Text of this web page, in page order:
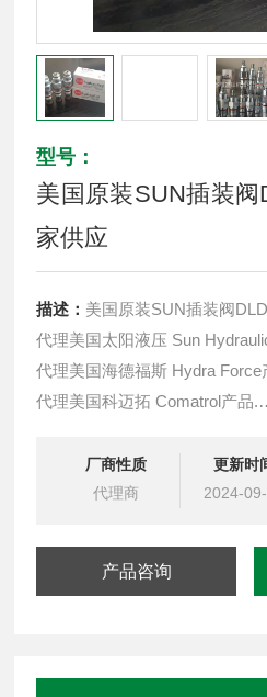
型号：
美国原装SUN插装
家供应
描述： 美国原装SUN插装阀
代理美国太阳液压 Sun
代理美国海德福斯 Hydra Force
代理美国科迈拓 Comatrol产品.
提供油路系统设计,油路块设计
液压油缸，经销力士乐、派克
厂商性质
代理商
更新时
2024-
产品咨询